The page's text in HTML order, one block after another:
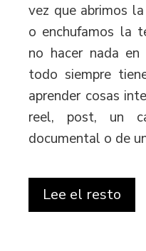
vez que abrimos
o enchufamos la
no hacer nada
todo siempre
aprender cosas
reel, post, un
documental o de
Lee el resto